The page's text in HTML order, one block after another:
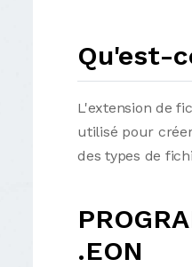
Qu'est-
L'extension de
utilisé pour
des types de
.EON